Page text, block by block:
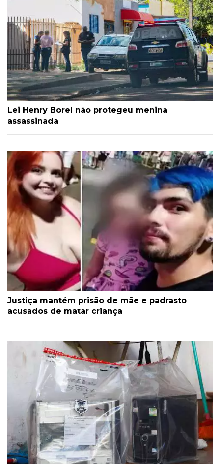
Lei Henry Borel não protegeu menina
assassinada
Justiça mantém prisão de mãe e padrasto
acusados de matar criança